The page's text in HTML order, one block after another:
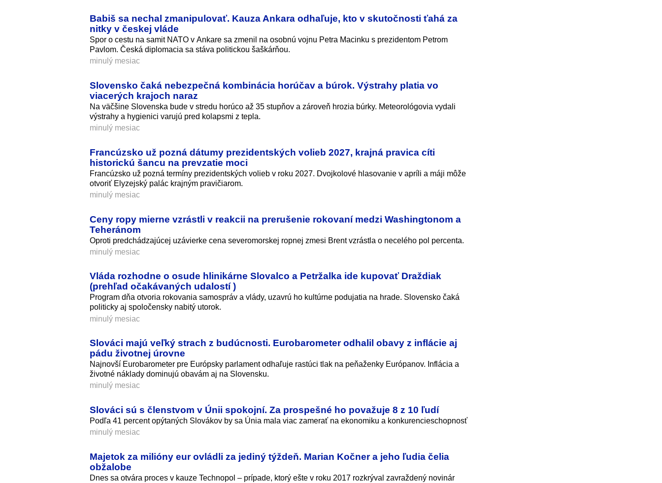
Babiš sa nechal zmanipulovať. Kauza Ankara odhaľuje, kto v skutočnosti ťahá za
nitky v českej vláde
Spor o cestu na samit NATO v Ankare sa zmenil na osobnú vojnu Petra Macinku s prezidentom Petrom
Pavlom. Česká diplomacia sa stáva politickou šaškárňou.
minulý mesiac
Slovensko čaká nebezpečná kombinácia horúčav a búrok. Výstrahy platia vo
viacerých krajoch naraz
Na väčšine Slovenska bude v stredu horúco až 35 stupňov a zároveň hrozia búrky. Meteorológovia vydali
výstrahy a hygienici varujú pred kolapsmi z tepla.
minulý mesiac
Francúzsko už pozná dátumy prezidentských volieb 2027, krajná pravica cíti
historickú šancu na prevzatie moci
Francúzsko už pozná termíny prezidentských volieb v roku 2027. Dvojkolové hlasovanie v apríli a máji môže
otvoriť Elyzejský palác krajným pravičiarom.
minulý mesiac
Ceny ropy mierne vzrástli v reakcii na prerušenie rokovaní medzi Washingtonom a
Teheránom
Oproti predchádzajúcej uzávierke cena severomorskej ropnej zmesi Brent vzrástla o necelého pol percenta.
minulý mesiac
Vláda rozhodne o osude hlinikárne Slovalco a Petržalka ide kupovať Draždiak
(prehľad očakávaných udalostí )
Program dňa otvoria rokovania samospráv a vlády, uzavrú ho kultúrne podujatia na hrade. Slovensko čaká
politicky aj spoločensky nabitý utorok.
minulý mesiac
Slováci majú veľký strach z budúcnosti. Eurobarometer odhalil obavy z inflácie aj
pádu životnej úrovne
Najnovší Eurobarometer pre Európsky parlament odhaľuje rastúci tlak na peňaženky Európanov. Inflácia a
životné náklady dominujú obavám aj na Slovensku.
minulý mesiac
Slováci sú s členstvom v Únii spokojní. Za prospešné ho považuje 8 z 10 ľudí
Podľa 41 percent opýtaných Slovákov by sa Únia mala viac zamerať na ekonomiku a konkurencieschop­nosť
minulý mesiac
Majetok za milióny eur ovládli za jediný týždeň. Marian Kočner a jeho ľudia čelia
obžalobe
Dnes sa otvára proces v kauze Technopol – prípade, ktorý ešte v roku 2017 rozkrýval zavraždený novinár